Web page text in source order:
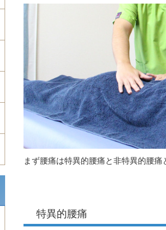
まず腰痛は特異的腰痛と非特異的腰
特異的腰痛